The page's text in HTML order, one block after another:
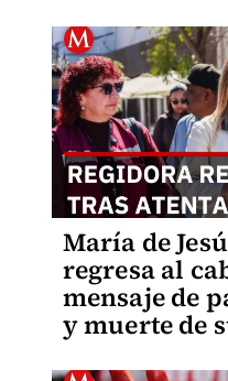
María de
regresa al
mensaje de
y muerte de